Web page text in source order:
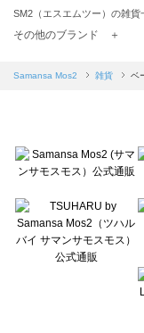
SM2（エスエムツー）の雑貨
TSUHARU by Samansa
Samansa Mos2 blue（サマ
sō4ū（ソウフォーユー）の雑
Te chichi（テチチ）の雑貨一
Te chichi CLASSIC（テチチ
Lugnoncure（ルノンキュー
BETTY'S BLUE（べティーズ
Wpc.（ワールドパーティー）
その他のブランド ＋
Samansa Mos2 雑貨 ベ